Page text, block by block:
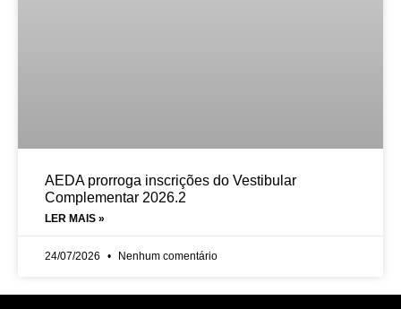
AEDA prorroga inscrições do Vestibular
Complementar 2026.2
LER MAIS »
24/07/2026 Nenhum comentário